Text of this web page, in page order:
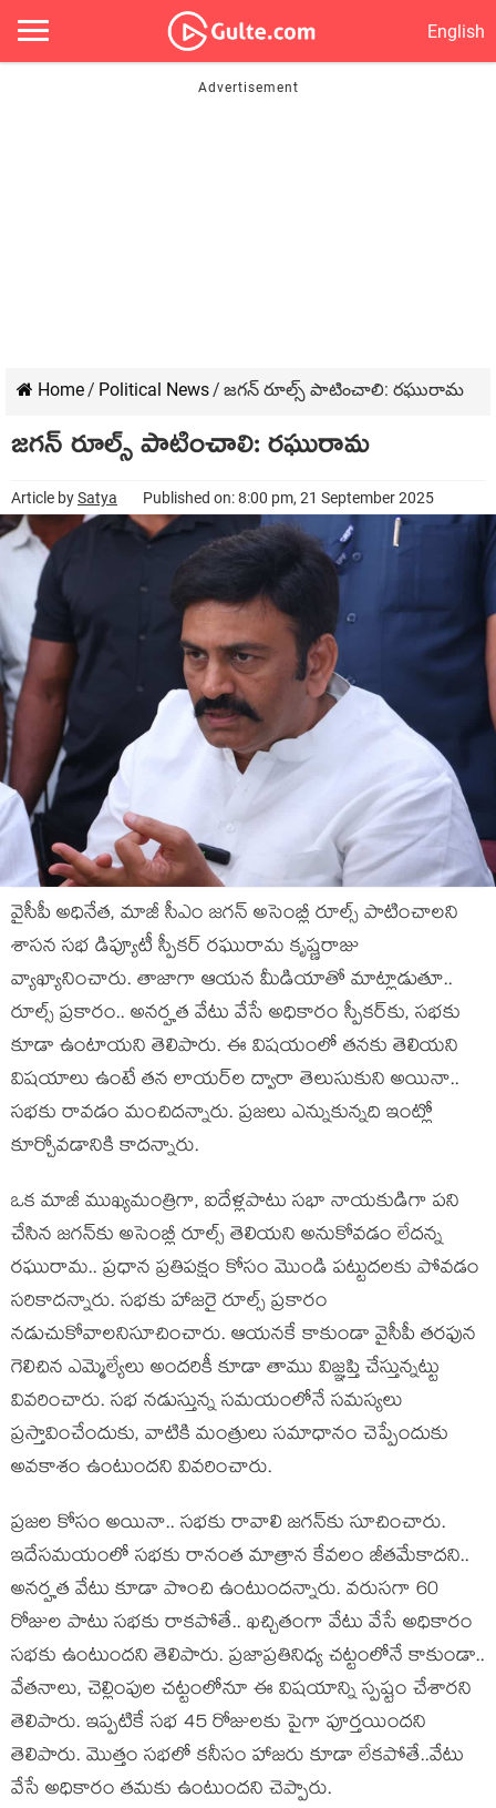
English
Home/ Political News/ జ‌గ‌న్ రూల్స్ పాటించాలి: ర‌ఘురామ‌
జ‌గ‌న్ రూల్స్ పాటించాలి: ర‌ఘురామ‌
Article bySatya Published on: 8:00 pm, 21 September 2025
వైసీపీ అధినేత, మాజీ సీఎం జ‌గ‌న్ అసెంబ్లీ రూల్స్ పాటించాల‌ని
శాస‌న స‌భ డిప్యూటీ స్పీక‌ర్ ర‌ఘురామ కృష్ణ‌రాజు
వ్యాఖ్యానించారు. తాజాగా ఆయ‌న మీడియాతో మాట్లాడుతూ..
రూల్స్ ప్ర‌కారం.. అన‌ర్హ‌త వేటు వేసే అధికారం స్పీక‌ర్‌కు, స‌భ‌కు
కూడా ఉంటాయ‌ని తెలిపారు. ఈ విష‌యంలో త‌న‌కు తెలియ‌ని
విష‌యాలు ఉంటే త‌న లాయ‌ర్‌ల ద్వారా తెలుసుకుని అయినా..
స‌భ‌కు రావ‌డం మంచిద‌న్నారు. ప్ర‌జ‌లు ఎన్నుకున్న‌ది ఇంట్లో
కూర్చోవ‌డానికి కాద‌న్నారు.
ఒక మాజీ ముఖ్య‌మంత్రిగా, ఐదేళ్ల‌పాటు స‌భా నాయ‌కుడిగా ప‌ని
చేసిన జ‌గ‌న్‌కు అసెంబ్లీ రూల్స్ తెలియ‌ని అనుకోవ‌డం లేద‌న్న
ర‌ఘురామ‌.. ప్ర‌ధాన ప్ర‌తిప‌క్షం కోసం మొండి ప‌ట్టుద‌ల‌కు పోవ‌డం
స‌రికాద‌న్నారు. స‌భ‌కు హాజ‌రై రూల్స్ ప్ర‌కారం
న‌డుచుకోవాల‌నిసూచించారు. ఆయ‌న‌కే కాకుండా వైసీపీ త‌ర‌ఫున
గెలిచిన ఎమ్మెల్యేలు అంద‌రికీ కూడా తాము విజ్ఞ‌ప్తి చేస్తున్న‌ట్టు
వివ‌రించారు. స‌భ న‌డుస్తున్న స‌మయంలోనే స‌మ‌స్య‌లు
ప్ర‌స్తావించేందుకు, వాటికి మంత్రులు స‌మాధానం చెప్పేందుకు
అవ‌కాశం ఉంటుంద‌ని వివ‌రించారు.
ప్ర‌జ‌ల కోసం అయినా.. స‌భ‌కు రావాలి జ‌గ‌న్‌కు సూచించారు.
ఇదేస‌మ‌యంలో స‌భ‌కు రానంత మాత్రాన కేవ‌లం జీత‌మేకాద‌ని..
అన‌ర్హ‌త వేటు కూడా పొంచి ఉంటుంద‌న్నారు. వ‌రుస‌గా 60
రోజుల పాటు స‌భ‌కు రాక‌పోతే.. ఖ‌చ్చితంగా వేటు వేసే అధికారం
స‌భ‌కు ఉంటుంద‌ని తెలిపారు. ప్ర‌జాప్ర‌తినిధ్య చ‌ట్టంలోనే కాకుండా..
వేత‌నాలు, చెల్లింపుల చ‌ట్టంలోనూ ఈ విష‌యాన్ని స్ప‌ష్టం చేశార‌ని
తెలిపారు. ఇప్ప‌టికే స‌భ 45 రోజుల‌కు పైగా పూర్త‌యింద‌ని
తెలిపారు. మొత్తం స‌భ‌లో క‌నీసం హాజ‌రు కూడా లేక‌పోతే..వేటు
వేసే అధికారం త‌మ‌కు ఉంటుంద‌ని చెప్పారు.